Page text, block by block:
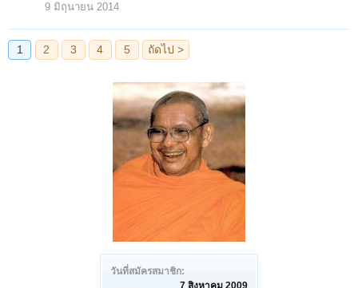
วันที่สมัครสมาชิก:
7 สิงหาคม 2009
9 มิถุนายน 2014